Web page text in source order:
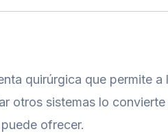
quirúrgica que permite
otros sistemas lo
ofrecer.